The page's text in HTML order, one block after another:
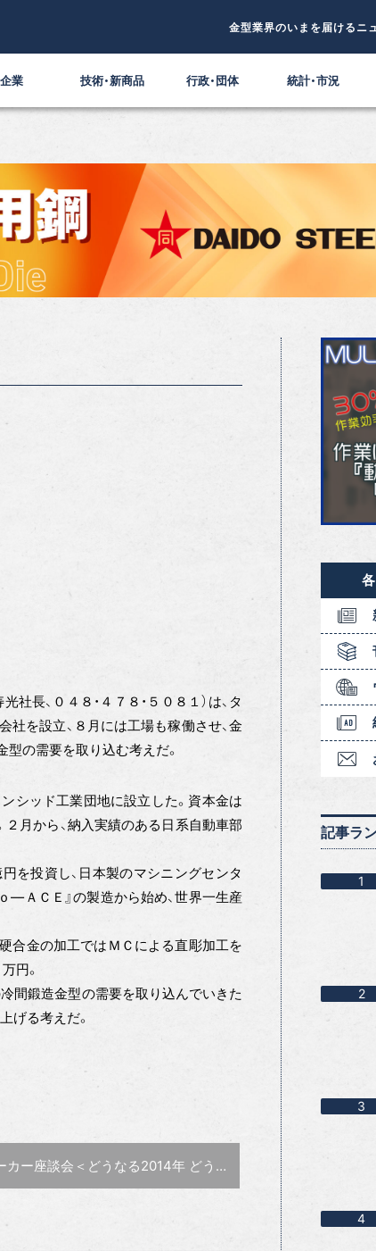
金型業界のいまを届けるニ
企業 技術・新商品 行政・団体 統計・市況
長、０４８・４７８・５０８１）は、タ
を設立、８月には工場も稼働させ、金
の需要を取り込む考えだ。
ンシッド工業団地に設立した。資本金は
月から、納入実績のある日系自動車部
を投資し、日本製のマシニングセンタ
―ＡＣＥ』の製造から始め、世界一生産
合金の加工ではＭＣによる直彫加工を
円。
間鍛造金型の需要を取り込んでいきた
げる考えだ。
:座談会＜どうなる2014年 どうする今後の展開＞
記事ラ